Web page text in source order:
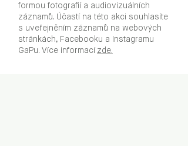
formou fotografií a audiovizuálních
záznamů. Účastí na této akci souhlasíte
s uveřejněním záznamů na webových
stránkách, Facebooku a Instagramu
GaPu. Více informací zde.